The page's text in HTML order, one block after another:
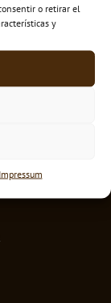
o retirar el
y